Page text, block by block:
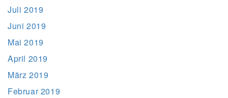
Juli 2019
Juni 2019
Mai 2019
April 2019
März 2019
Februar 2019